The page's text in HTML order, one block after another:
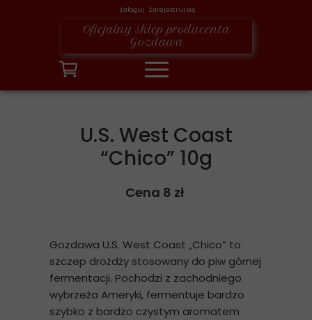
Zaloguj Zarejestruj się
Oficjalny sklep producenta
Gozdawa
U.S. West Coast
“Chico” 10g
Cena 8 zł
Gozdawa U.S. West Coast „Chico” to
szczep drożdży stosowany do piw górnej
fermentacji. Pochodzi z zachodniego
wybrzeża Ameryki, fermentuje bardzo
szybko z bardzo czystym aromatem